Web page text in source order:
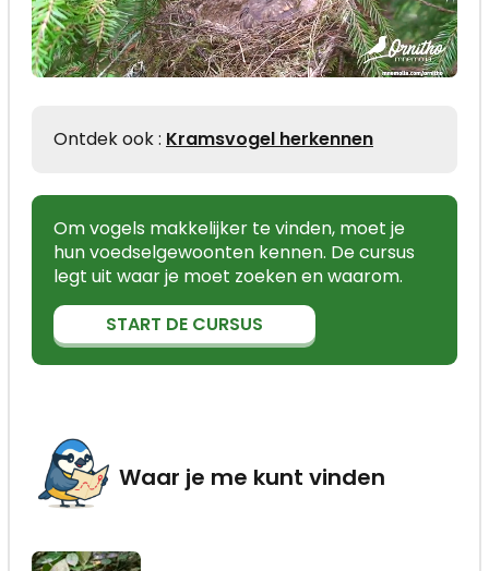
Ontdek ook : Kramsvogel herkennen
Om vogels makkelijker te vinden, moet je
hun voedselgewoonten kennen. De cursus
legt uit waar je moet zoeken en waarom.
START DE CURSUS
Waar je me kunt vinden